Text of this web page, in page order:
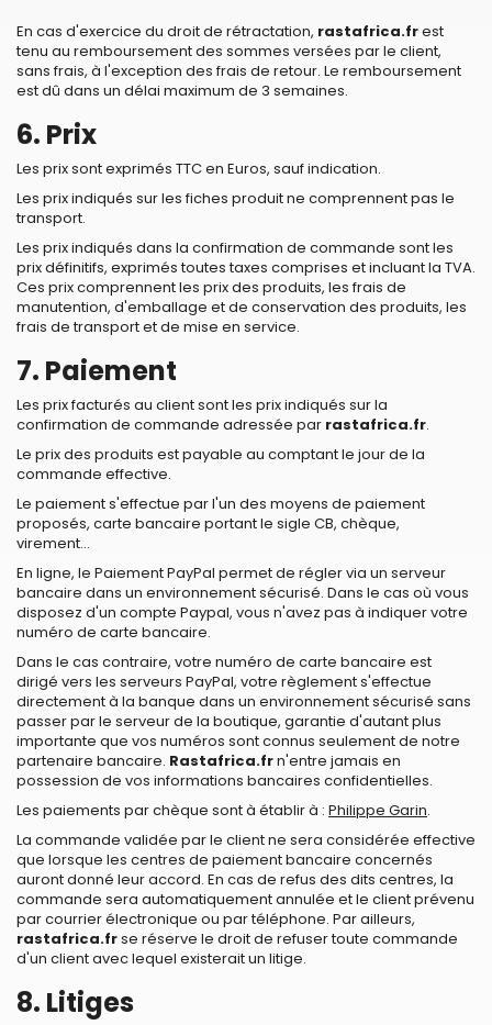
En cas d'exercice du droit de rétractation, rastafrica.frest
tenu au remboursement des sommes versées par le client,
sans frais, à l'exception des frais de retour. Le remboursement
est dû dans un délai maximum de 3 semaines.
6. Prix
Les prix sont exprimés TTC en Euros, sauf indication.
Les prix indiqués sur les fiches produit ne comprennent pas le
transport.
Les prix indiqués dans la confirmation de commande sont les
prix définitifs, exprimés toutes taxes comprises et incluant la TVA.
Ces prix comprennent les prix des produits, les frais de
manutention, d'emballage et de conservation des produits, les
frais de transport et de mise en service.
7. Paiement
Les prix facturés au client sont les prix indiqués sur la
confirmation de commande adressée par rastafrica.fr.
Le prix des produits est payable au comptant le jour de la
commande effective.
Le paiement s'effectue par l'un des moyens de paiement
proposés, carte bancaire portant le sigle CB, chèque,
virement...
En ligne, le Paiement PayPal permet de régler via un serveur
bancaire dans un environnement sécurisé. Dans le cas où vous
disposez d'un compte Paypal, vous n'avez pas à indiquer votre
numéro de carte bancaire.
Dans le cas contraire, votre numéro de carte bancaire est
dirigé vers les serveurs PayPal, votre règlement s'effectue
directement à la banque dans un environnement sécurisé sans
passer par le serveur de la boutique, garantie d'autant plus
importante que vos numéros sont connus seulement de notre
partenaire bancaire. Rastafrica.frn'entre jamais en
possession de vos informations bancaires confidentielles.
Les paiements par chèque sont à établir à : Philippe Garin.
La commande validée par le client ne sera considérée effective
que lorsque les centres de paiement bancaire concernés
auront donné leur accord. En cas de refus des dits centres, la
commande sera automatiquement annulée et le client prévenu
par courrier électronique ou par téléphone. Par ailleurs,
rastafrica.frse réserve le droit de refuser toute commande
d'un client avec lequel existerait un litige.
8. Litiges